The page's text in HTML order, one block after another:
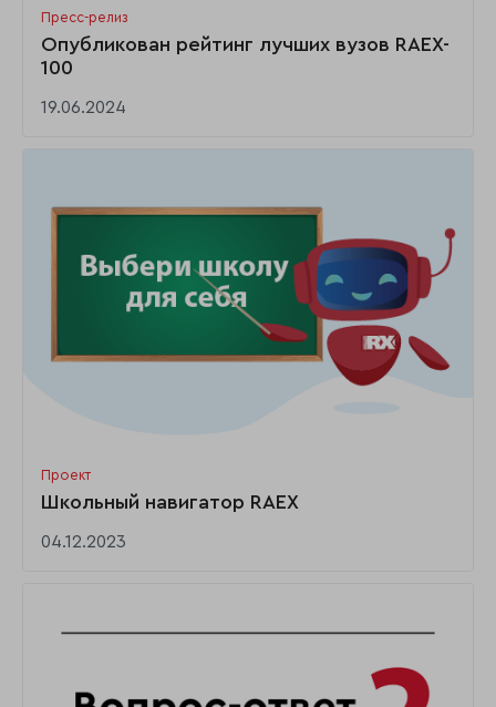
Пресс-релиз
Опубликован рейтинг лучших вузов RAEX-
100
19.06.2024
Проект
Школьный навигатор RAEX
04.12.2023